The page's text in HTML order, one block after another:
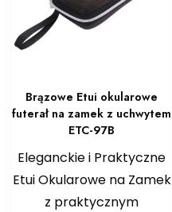
Brązowe Etui okularowe
futerał na zamek z uchwytem
ETC-97B
Eleganckie i Praktyczne
Etui Okularowe na Zamek
z praktycznym